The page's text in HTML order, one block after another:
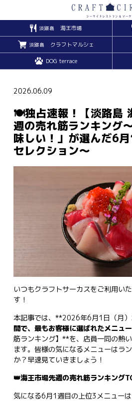
淡路島 海王市場
淡路島 クラフトマルシェ
DOG terrace
2026.06.09
🍽️独占速報！【淡路島
週の売れ筋ランキング
味しい！」が選んだ6
セレクション〜
いつもクラフトサーカスをご利用い
す！
本記事では、**2026年6月1日（月）
間で、最もお客様に選ばれたメニュ
筋ランキング】**を、店員一同の熱
ます。皆様の気になるメニューはラ
か？早速見ていきましょう！
👑海王市場先週の売れ筋ランキング
気になる6月1週目の上位3メニュー